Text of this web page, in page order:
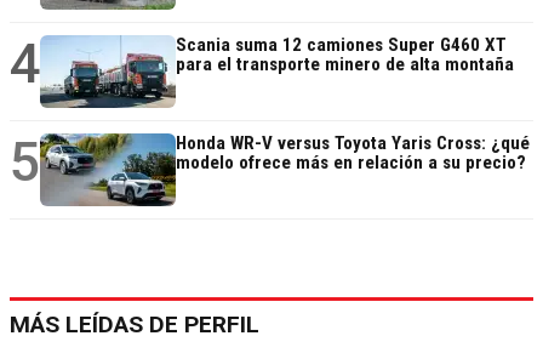
4
Scania suma 12 camiones Super G460 XT
para el transporte minero de alta montaña
5
Honda WR-V versus Toyota Yaris Cross: ¿qué
modelo ofrece más en relación a su precio?
MÁS LEÍDAS DE PERFIL